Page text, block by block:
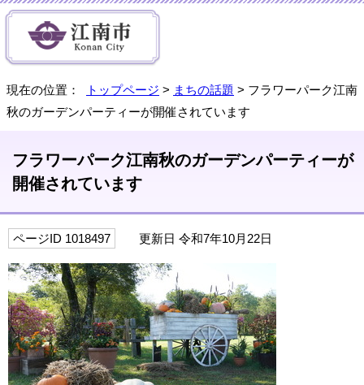
現在の位置： トップページ > まちの話題 > フラワーパーク江南
秋のガーデンパーティーが開催されています
フラワーパーク江南秋のガーデンパーティーが
開催されています
ページID 1018497 更新日 令和7年10月22日